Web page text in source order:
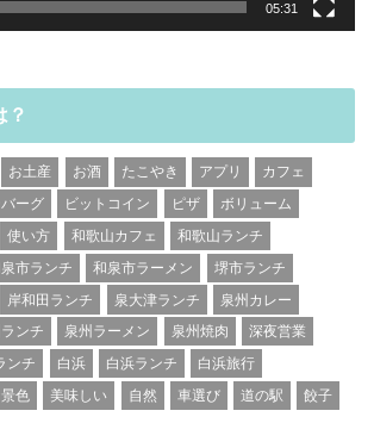
05:31
？
お土産 お酒 たこやき アプリ
カフェ
ーグ ビットコイン ピザ
ボリューム
使い方 和歌山カフェ
和歌山ランチ
市ランチ 和泉市ラーメン
堺市ランチ
岸和田ランチ 泉大津ランチ
泉州カレー
ンチ 泉州ラーメン 泉州焼肉
深夜営業
ンチ 白浜 白浜ランチ
白浜旅行
色 美味しい 自然 車選び 道の駅
餃子